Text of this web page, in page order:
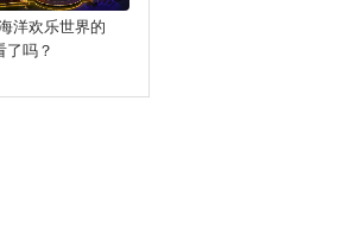
洋欢乐世界的
了吗？